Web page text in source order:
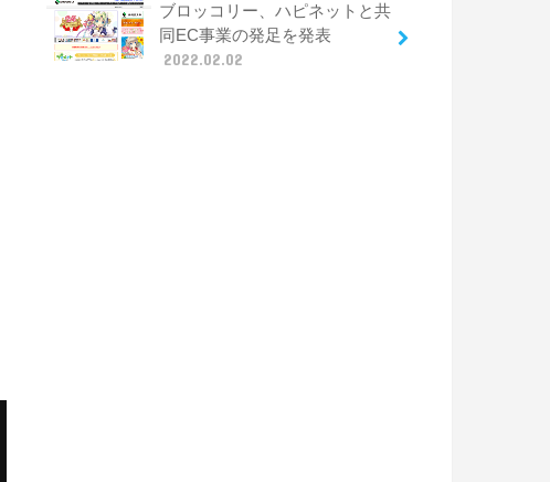
ブロッコリー、ハピネットと共
同EC事業の発足を発表
2022.02.02